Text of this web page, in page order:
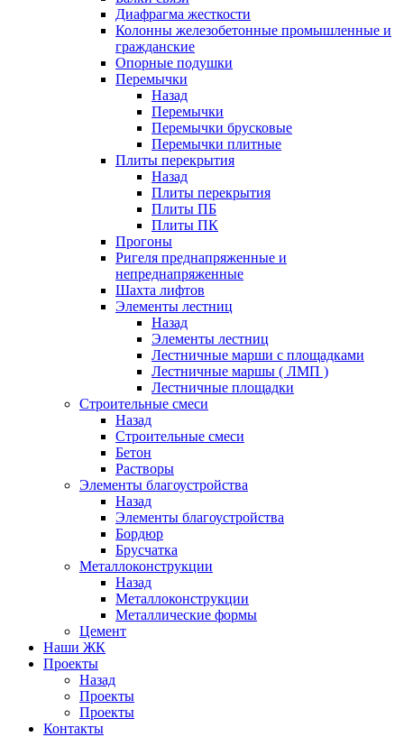
Диафрагма жесткости
Колонны железобетонные промышленные и
гражданские
Опорные подушки
Перемычки
Назад
Перемычки
Перемычки брусковые
Перемычки плитные
Плиты перекрытия
Назад
Плиты перекрытия
Плиты ПБ
Плиты ПК
Прогоны
Ригеля преднапряженные и
непреднапряженные
Шахта лифтов
Элементы лестниц
Назад
Элементы лестниц
Лестничные марши с площадками
Лестничные маршы ( ЛМП )
Лестничные площадки
Строительные смеси
Назад
Строительные смеси
Бетон
Растворы
Элементы благоустройства
Назад
Элементы благоустройства
Бордюр
Брусчатка
Металлоконструкции
Назад
Металлоконструкции
Металлические формы
Цемент
Наши ЖК
Проекты
Назад
Проекты
Проекты
Контакты